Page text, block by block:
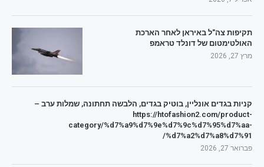
תקיפות צה"ל באיראן לאחר הארכת
האולטימטום של דונלד טראמפ
מרץ 27, 2026
קניות בגדים אונליין, בוטיק בגדים, הלבשה תחתונה, שמלות ערב –
https://htofashion2.com/product-
category/%d7%a9%d7%9e%d7%9c%d7%95%d7%aa-
%d7%a2%d7%a8%d7%91/
פברואר 27, 2026